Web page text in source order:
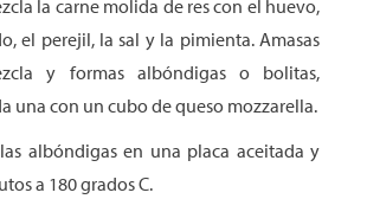
la carne molida de res con el huevo,
el perejil, la sal y la pimienta. Amasas
y formas albóndigas o bolitas,
una con un cubo de queso mozzarella.
albóndigas en una placa aceitada y
a 180 grados C.